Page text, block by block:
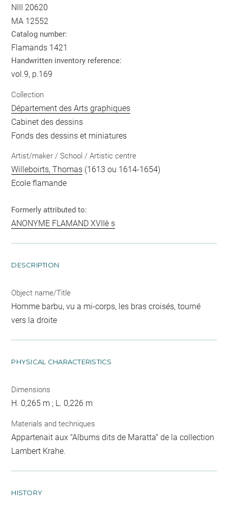
NIII 20620
MA 12552
Catalog number:
Flamands 1421
Handwritten inventory reference:
vol.9, p.169
Collection
Département des Arts graphiques
Cabinet des dessins
Fonds des dessins et miniatures
Artist/maker / School / Artistic centre
Willeboirts, Thomas (1613 ou 1614-1654)
Ecole flamande
Formerly attributed to:
ANONYME FLAMAND XVIIè s
DESCRIPTION
Object name/Title
Homme barbu, vu a mi-corps, les bras croisés, tourné
vers la droite
PHYSICAL CHARACTERISTICS
Dimensions
H. 0,265 m ; L. 0,226 m
Materials and techniques
Appartenait aux "Albums dits de Maratta" de la collection
Lambert Krahe.
HISTORY